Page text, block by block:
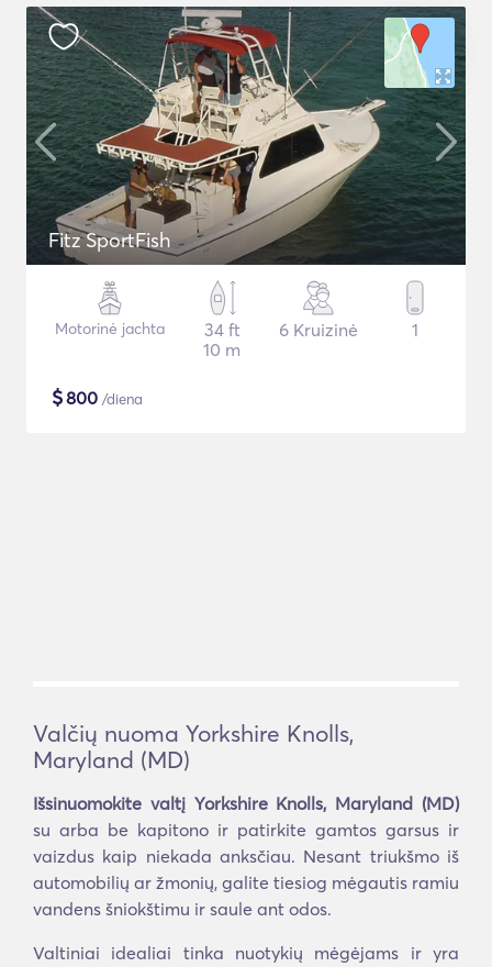
Fitz SportFish
Motorinė jachta
34 ft
10 m
6 Kruizinė 1
$800 /diena
Valčių nuoma Yorkshire Knolls,
Maryland (MD)
Išsinuomokite valtį Yorkshire Knolls, Maryland (MD)
su arba be kapitono ir patirkite gamtos garsus ir
vaizdus kaip niekada anksčiau. Nesant triukšmo iš
automobilių ar žmonių, galite tiesiog mėgautis ramiu
vandens šniokštimu ir saule ant odos.
Valtiniai idealiai tinka nuotykių mėgėjams ir yra